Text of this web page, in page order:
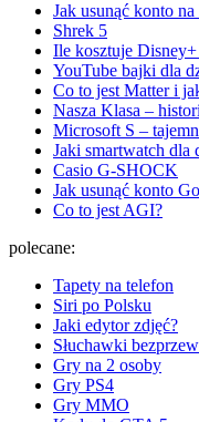
Jak usunąć konto
Shrek 5
Ile kosztuje
YouTube bajki dla
Co to jest Matter i
Nasza Klasa –
Microsoft S –
Jaki smartwatch dla
Casio G-SHOCK
Jak usunąć konto
Co to jest AGI?
polecane:
Tapety na telefon
Siri po Polsku
Jaki edytor zdjęć?
Słuchawki
Gry na 2 osoby
Gry PS4
Gry MMO